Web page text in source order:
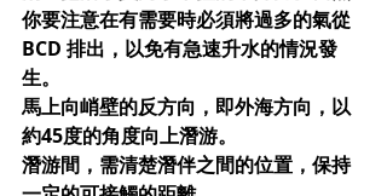
你要注意在有需要時必須將過多的氣從
BCD 排出，以免有急速升水的情況發
生。
馬上向峭壁的反方向，即外海方向，以
約45度的角度向上潛游。
潛游間，需清楚潛伴之間的位置，保持